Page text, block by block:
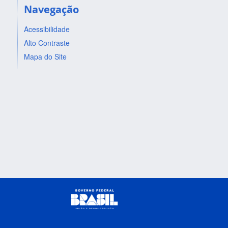
Navegação
Acessibilidade
Alto Contraste
Mapa do Site